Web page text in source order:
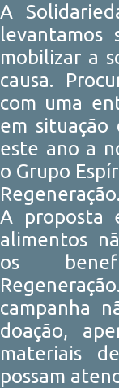
A
levantamos
mobilizar a
causa.
com uma
em situação
este ano a
o Grupo
Regeneração.
A proposta
alimentos
os
campanha
doação,
materiais
possam